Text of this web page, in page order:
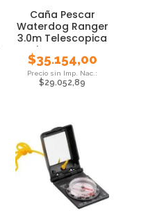
Caña Pescar
Waterdog Ranger
3.0m Telescopica
Pejerrey Carpa
$35.154,00
$29.052,89